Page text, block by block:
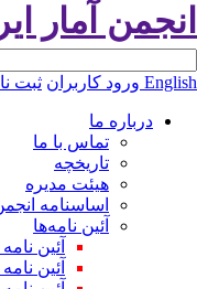
انجمن آمار
English ورود کاربران ثبت
درباره ما
تماس با ما
تاریخچه
هیئت مدیره
اساسنامه
آئین نامه‌ها
آئین
آئین